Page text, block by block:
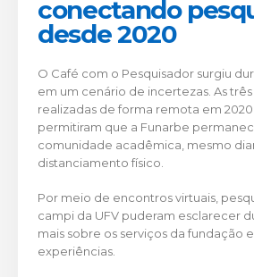
conectando
desde 2020
O Café com o Pesquisador surgiu
em um cenário de incertezas. As
realizadas de forma remota em 2020,
permitiram que a Funarbe
comunidade acadêmica, mesmo
distanciamento físico.
Por meio de encontros virtuais,
campi da UFV puderam esclarecer
mais sobre os serviços da fundação
experiências.